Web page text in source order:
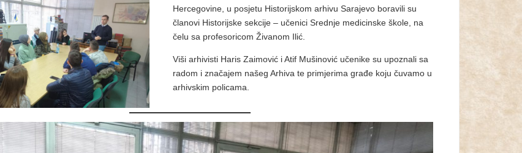
Hercegovine, u posjetu Historijskom arhivu Sarajevo boravili su
članovi Historijske sekcije – učenici Srednje medicinske škole, na
čelu sa profesoricom Živanom Ilić.
Viši arhivisti Haris Zaimović i Atif Mušinović učenike su upoznali sa
radom i značajem našeg Arhiva te primjerima građe koju čuvamo u
arhivskim policama.